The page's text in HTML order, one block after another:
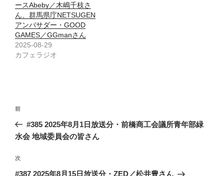
ースAbeby／木嶋千枝さ
ん、群馬県庁NETSUGEN
アンバサダー・GOOD
GAMES／GGmanさん
2025-08-29
カフェラジオ
投
ナ
ゲ
ー
前
の
投
前
#385 2025年8月1日放送分・前橋商工会議所青年部緑
水会 地域委員会の皆さん
次
の
次
#387 2025年8月15日放送分・ZED／松井豊さん